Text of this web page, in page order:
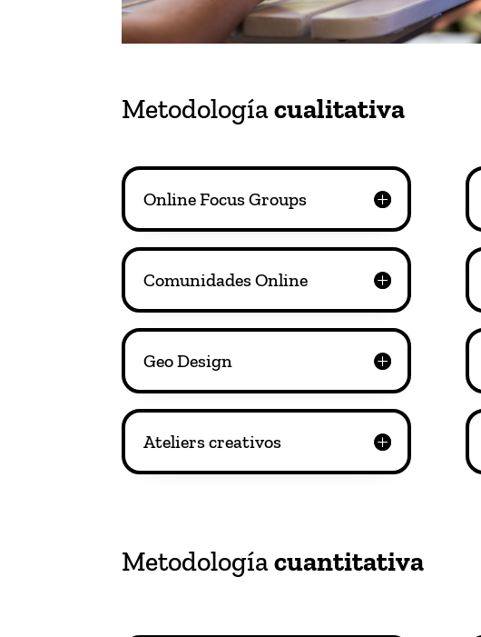
Metodologíacualitativa
Online Focus Groups
Comunidades Online
Geo Design
Ateliers creativos
Metodologíacuantitativa